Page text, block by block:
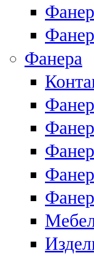
Фанера